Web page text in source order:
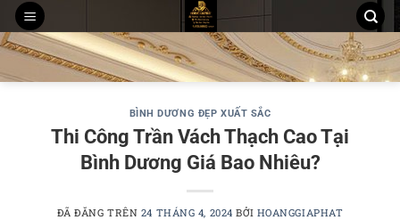
Chuyển
đến
nội
dung
THI CÔNG TRẦN THẠCH CAO
MẪU TRẦN THẠCH CAO
THI CÔNG TẤM ỐP PVC NANO, LAM SÓNG
BÌNH DƯƠNG ĐẸP XUẤT SẮC
Thi Công Trần Vách Thạch Cao Tại
Bình Dương Giá Bao Nhiêu?
ĐÃ ĐĂNG TRÊN 24 THÁNG 4, 2024 BỞI HOANGGIAPHAT